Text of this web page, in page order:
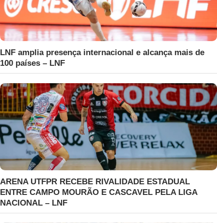
LNF amplia presença internacional e alcança mais de
100 países – LNF
ARENA UTFPR RECEBE RIVALIDADE ESTADUAL
ENTRE CAMPO MOURÃO E CASCAVEL PELA LIGA
NACIONAL – LNF